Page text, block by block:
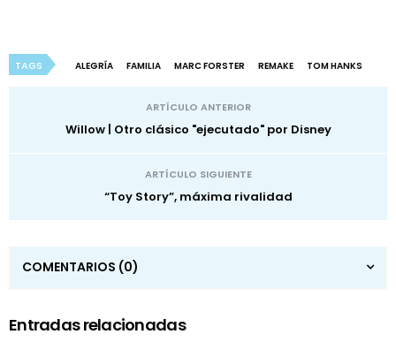
TAGS ALEGRÍA FAMILIA MARC FORSTER REMAKE TOM HANKS
ARTÍCULO ANTERIOR
Willow | Otro clásico "ejecutado" por Disney
ARTÍCULO SIGUIENTE
“Toy Story”, máxima rivalidad
COMENTARIOS (0)
Entradas relacionadas